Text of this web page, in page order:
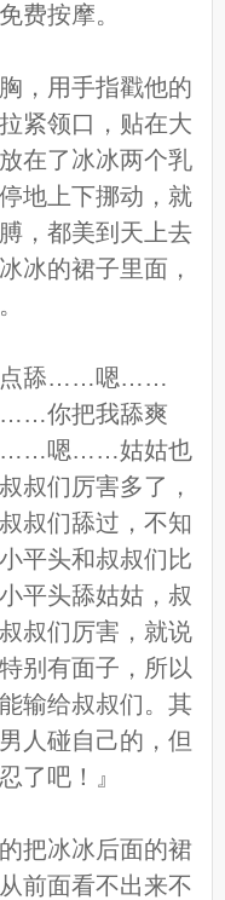
费按摩。
，用手指戳他的
紧领口，贴在大
在了冰冰两个乳
地上下挪动，就
，都美到天上去
冰的裙子里面，
点舔……嗯……
你把我舔爽
……嗯……姑姑也
叔们厉害多了，
叔们舔过，不知
平头和叔叔们比
平头舔姑姑，叔
叔们厉害，就说
别有面子，所以
输给叔叔们。其
人碰自己的，但
了吧！』
把冰冰后面的裙
前面看不出来不